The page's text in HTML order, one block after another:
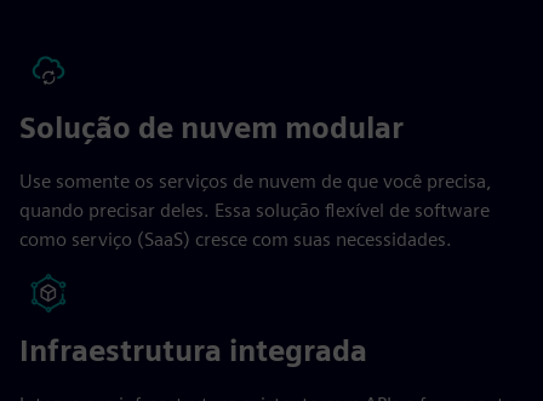
Solução de nuvem modular
Use somente os serviços de nuvem de que você precisa,
quando precisar deles. Essa solução flexível de software
como serviço (SaaS) cresce com suas necessidades.
Infraestrutura integrada